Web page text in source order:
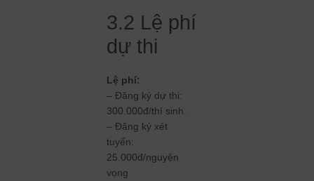
3.2 Lệ phí
dự thi
Lệ phí:
– Đăng ký dự thi:
300.000đ/thí sinh.
– Đăng ký xét
tuyển:
25.000đ/nguyện
vọng